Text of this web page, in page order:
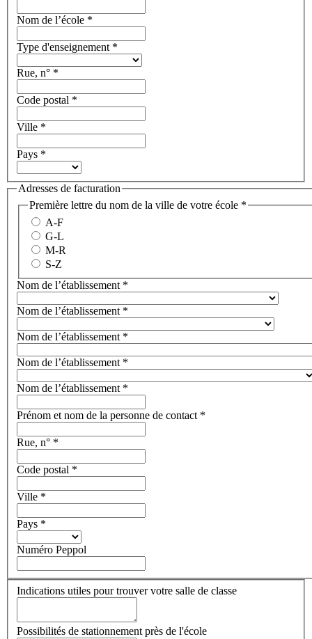
Nom de l’école *
Type d'enseignement *
Rue, n° *
Code postal *
Ville *
Pays *
Adresses de facturation
Première lettre du nom de la ville de votre école *
A-F
G-L
M-R
S-Z
Nom de l’établissement *
Nom de l’établissement *
Nom de l’établissement *
Nom de l’établissement *
Nom de l’établissement *
Prénom et nom de la personne de contact *
Rue, n° *
Code postal *
Ville *
Pays *
Numéro Peppol
Indications utiles pour trouver votre salle de classe
Possibilités de stationnement près de l'école